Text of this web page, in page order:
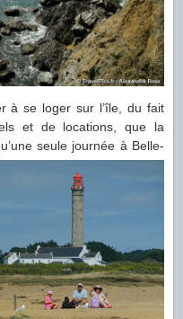
à se loger sur l’île, du fait
et de locations, que la
seule journée à Belle-